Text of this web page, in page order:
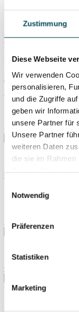
Zustimmung
Diese Webseite
Wir verwenden
personalisieren,
und die Zugriffe
geben wir
unsere Partner für
Unsere Partner
weiteren Daten
die sie im
Notwendig
Präferenzen
Statistiken
Marketing
Liederhalle,
Berliner Platz 1-3
zum Routenplaner
Weitere
© Andrej Grilc
Sonntag um 3
Liederhalle, Beethoven-
© 1990 Twentieth